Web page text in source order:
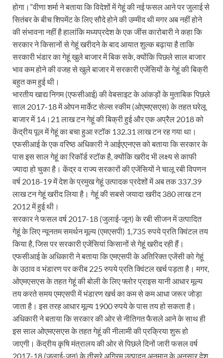
होगा।”वीणा शर्मा ने बताया कि विदेशों में गेहूं की नई फसल आने पर जुलाई से
सितंबर के बीच शिपमेंट के लिए सौदे होने की उम्मीद थी मगर अब नहीं होने
की संभावना नहीं है हालांकि मध्यप्रदेश के एक जींस कारोबारी ने कहा कि
सरकार ने किसानों से गेहूं खरीदने के बाद आयात शुल्क बढ़ाया है ताकि
सरकारी भंडार का गेहूं खुले बाजार में बिक सके, क्योंकि पिछले साल बाजार
भाव कम होने की वजह से खुले बाजार में सरकारी एजेंसियों के गेहूं की बिक्री
बहुत कम हुई थी।
भारतीय खाद्य निगम (एफसीआई) की वेबसाइट के आंकड़ों के मुताबिक पिछले
साल 2017-18 में ओपन मार्केट सेल्स स्कीम (ओएमएसएस) के तहत घरेलू
बाजार में 14।21 लाख टन गेहूं की बिक्री हुई और एक अप्रैल 2018 को
केंद्रीय पूल में गेहूं का बचा हुआ स्टॉक 132.31 लाख टन रह गया था।
एफसीआई के एक वरिष्ठ अधिकारी ने आईएएनएस को बताया कि सरकार के
पास इस साल गेहूं का रिकॉर्ड स्टॉक है, क्योंकि खरीद भी लक्ष्य से काफी
ज्यादा हो चुका है। केंद्र व राज्य सरकारों की एजेंसियों ने चालू रबी विपणन
वर्ष 2018-19 में देश के प्रमुख गेहूं उत्पादक प्रदेशों में अब तक 337.39
लाख टन गेहूं खरीद लिया है। गेहूं की सबसे जयादा खरीद 380 लाख टन
2012 में हुई थी।
सरकार ने फसल वर्ष 2017-18 (जुलाई-जून) के रबी सीजन में उत्पादित
गेहूं के लिए न्यूनतम समर्थन मूल्य (एमएसपी) 1,735 रुपये प्रति क्विंटल तय
किया है, जिस पर सरकारी एजेंसियां किसानों से गेहूं खरीद रही हैं।
एफसीआई के अधिकारी ने बताया कि एमएसपी के अतिरिक्त एजेंसी को गेहूं
के उठाव व भंडारण पर करीब 225 रुपये प्रति क्विंटल खर्च पड़ता है। मगर,
ओएमएसएस के तहत गेहूं की बोली के लिए फ्लोर प्राइस यानी आधार मूल्य
तय करते समय एमएसपी में भंडारण खर्च का कम से कम आधा जरूर जोड़ा
जाता है। इस तरह आधार मूल्य 1900 रुपये के पास तय हो सकता है।
अधिकारी ने बताया कि सरकार की ओर से नीतिगत फैसले आने के साथ ही
इस साल ओएमएसएस के तहत गेहूं की नीलामी की प्रक्रिया शुरू हो
जाएगी। केंद्रीय कृषि मंत्रालय की ओर से पिछले दिनों जारी फसल वर्ष
2017-18 (जुलाई-जून) के तीसरे अग्रिम उत्पादन अनुमान के अनुसार देश